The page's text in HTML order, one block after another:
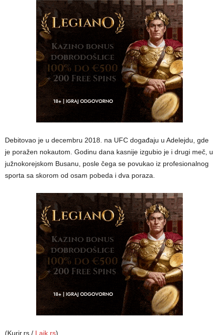
Debitovao je u decembru 2018. na UFC događaju u Adelejdu, gde
je poražen nokautom. Godinu dana kasnije izgubio je i drugi meč, u
južnokorejskom Busanu, posle čega se povukao iz profesionalnog
sporta sa skorom od osam pobeda i dva poraza.
(Kurir.rs / Lajk.rs)